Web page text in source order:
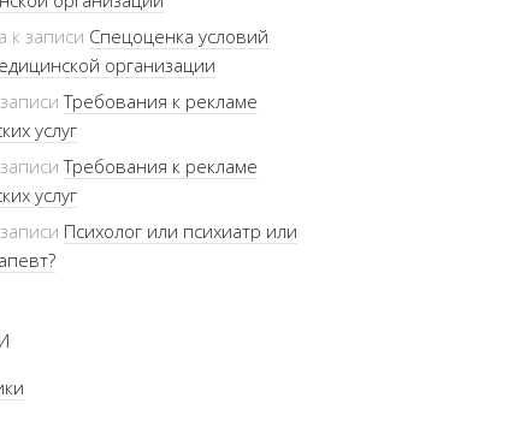
к записи Спецоценка условий
организации
Требования к рекламе
услуг
Требования к рекламе
услуг
Психолог или психиатр или